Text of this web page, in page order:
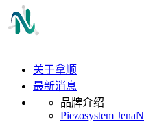
关于拿顺
最新消息
品牌介绍
Piezosystem Jena